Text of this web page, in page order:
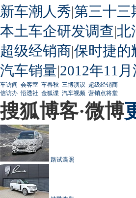
新车潮人秀|第三十三
本土车企研发调查|北
超级经销商|保时捷的
汽车销量|2012年11
车访间 会客室 车春秋 三博演议 超级经销商
信访办 悟透社 金狐谍 汽车视频 营销点将堂
搜狐博客·微博
路试谍照